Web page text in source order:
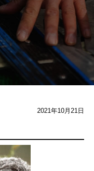
2021年10月21日